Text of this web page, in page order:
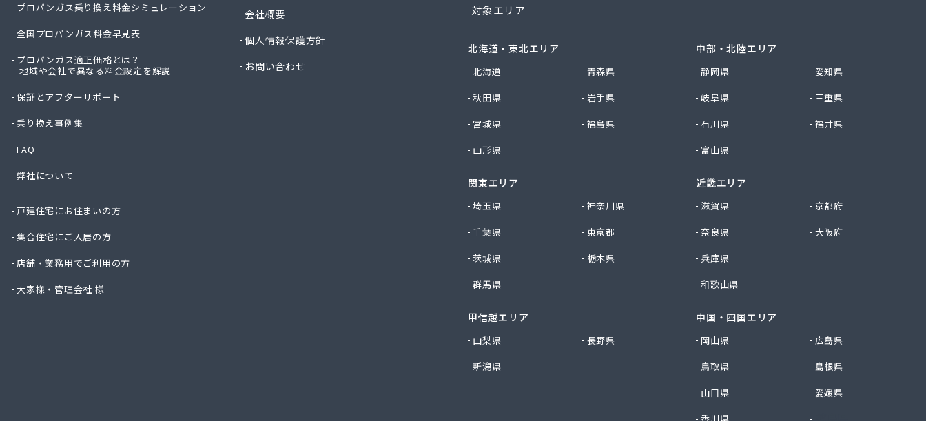
株式会社松山生協本社 垣生充填所
株式会社松山生協本社 小野基地
株式会社松山生協本社 味生基地
プロパンガス乗り換え料金シミュレーション
全国プロパンガス料金早見表
プロパンガス適正価格とは？
地域や会社で異なる料金設定を解説
保証とアフターサポート
乗り換え事例集
FAQ
弊社について
戸建住宅にお住まいの方
集合住宅にご入居の方
店舗・業務用でご利用の方
大家様・管理会社 様
会社概要
個人情報保護方針
お問い合わせ
対象エリア
北海道・東北エリア
北海道
青森県
秋田県
岩手県
宮城県
福島県
山形県
関東エリア
埼玉県
神奈川県
千葉県
東京都
茨城県
栃木県
群馬県
甲信越エリア
山梨県
長野県
新潟県
中部・北陸エリア
静岡県
愛知県
岐阜県
三重県
石川県
福井県
富山県
近畿エリア
滋賀県
京都府
奈良県
大阪府
兵庫県
和歌山県
中国・四国エリア
岡山県
広島県
鳥取県
島根県
山口県
愛媛県